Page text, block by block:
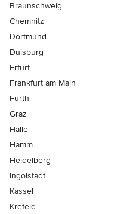
Braunschweig
Chemnitz
Dortmund
Duisburg
Erfurt
Frankfurt am Main
Fürth
Graz
Halle
Hamm
Heidelberg
Ingolstadt
Kassel
Krefeld